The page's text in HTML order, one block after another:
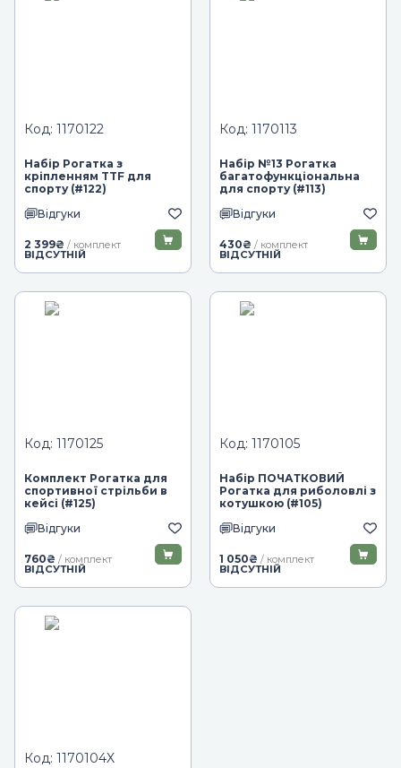
Код: 1170122
Набір Рогатка з
кріпленням TTF для
спорту (#122)
Відгуки
2 399₴ / комплект
ВІДСУТНІЙ
Код: 1170113
Набір №13 Рогатка
багатофункціональна
для спорту (#113)
Відгуки
430₴ / комплект
ВІДСУТНІЙ
Код: 1170125
Комплект Рогатка для
спортивної стрільби в
кейсі (#125)
Відгуки
760₴ / комплект
ВІДСУТНІЙ
Код: 1170105
Набір ПОЧАТКОВИЙ
Рогатка для риболовлі з
котушкою (#105)
Відгуки
1 050₴ / комплект
ВІДСУТНІЙ
Код: 1170104X